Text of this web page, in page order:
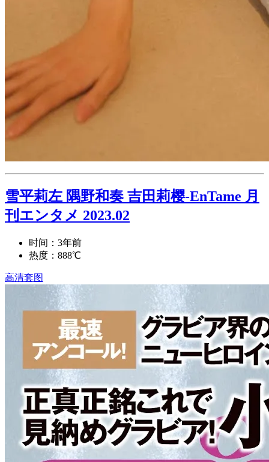
雪平莉左 隅野和奏 吉田莉樱-EnTame 月
刊エンタメ 2023.02
时间：3年前
热度：888℃
高清套图